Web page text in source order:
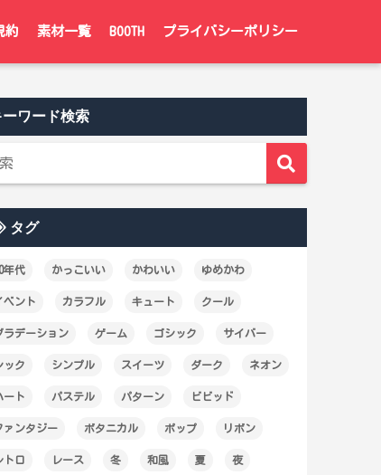
約 素材一覧 BOOTH プライバシーポリシー
ーワード検索
タグ
年代 かっこいい かわいい ゆめかわ
ベント カラフル キュート クール
ラデーション ゲーム ゴシック サイバー
ック シンプル スイーツ ダーク ネオン
ート パステル パターン ビビッド
ァンタジー ボタニカル ポップ リボン
トロ レース 冬 和風 夏 夜